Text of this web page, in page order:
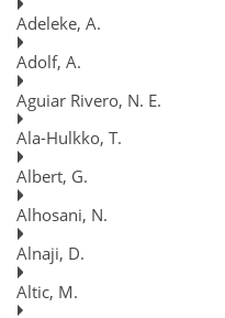
Adeleke, A.
Adolf, A.
Aguiar Rivero, N. E.
Ala-Hulkko, T.
Albert, G.
Alhosani, N.
Alnaji, D.
Altic, M.